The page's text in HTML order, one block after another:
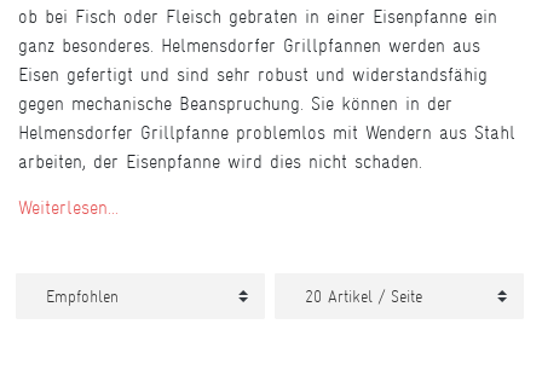
ob bei Fisch oder Fleisch gebraten in einer Eisenpfanne ein
ganz besonderes. Helmensdorfer Grillpfannen werden aus
Eisen gefertigt und sind sehr robust und widerstandsfähig
gegen mechanische Beanspruchung. Sie können in der
Helmensdorfer Grillpfanne problemlos mit Wendern aus Stahl
arbeiten, der Eisenpfanne wird dies nicht schaden.
Weiterlesen...